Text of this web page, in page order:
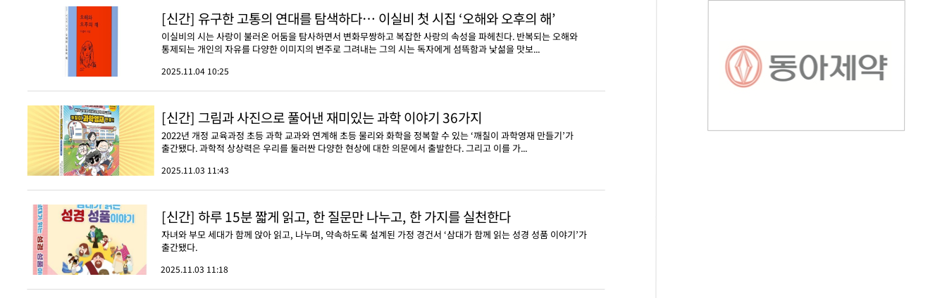
[신간] 유구한 고통의 연대를 탐색하다… 이실비 첫 시집 ‘오해와 오후의 해’
이실비의 시는 사랑이 불러온 어둠을 탐사하면서 변화무쌍하고 복잡한 사랑의 속성을 파헤친다. 반복되는 오해와
통제되는 개인의 자유를 다양한 이미지의 변주로 그려내는 그의 시는 독자에게 섬뜩함과 낯섦을 맛보...
2025.11.04 10:25
[신간] 그림과 사진으로 풀어낸 재미있는 과학 이야기 36가지
2022년 개정 교육과정 초등 과학 교과와 연계해 초등 물리와 화학을 정복할 수 있는 ‘깨칠이 과학영재 만들기’가
출간됐다. 과학적 상상력은 우리를 둘러싼 다양한 현상에 대한 의문에서 출발한다. 그리고 이를 가...
2025.11.03 11:43
[신간] 하루 15분 짧게 읽고, 한 질문만 나누고, 한 가지를 실천한다
자녀와 부모 세대가 함께 앉아 읽고, 나누며, 약속하도록 설계된 가정 경건서 ‘삼대가 함께 읽는 성경 성품 이야기’가
출간됐다.
2025.11.03 11:18